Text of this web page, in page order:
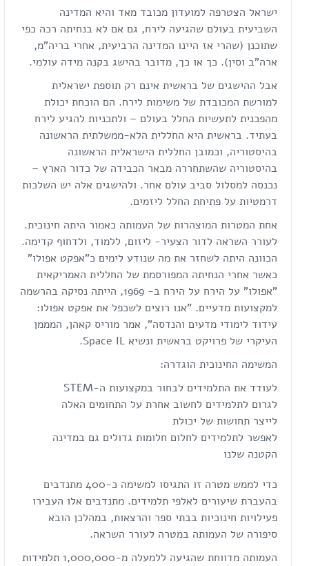
ישראל הצטרפה למועדון מכובד מאד והיא המדינה
השביעית בעולם שהגיעה לירח, גם אם לא בנחיתה רכה כפי
שתוכנן (שהרי אז היינו המדינה הרביעית, אחרי בריה"מ,
ארה"ב וסין). כך או כך, מדובר בהישג בקנה מידה עולמי.
אבל ההישגים של בראשית אינם רק תוספת ישראלית
למורשת המכובדת של משימות לירח. הם הוכחת יכולת
מהפכנית לתעשיות החלל בעולם – ולתכניות להגיע לירח
בעתיד. בראשית היא החללית הלא-ממשלתית הראשונה
בהיסטוריה, וכמובן החללית הישראלית הראשונה
בהיסטוריה שהשתחררה מבאר הכבידה של כדור הארץ –
נכנסה למסלול סביב עולם אחר. ולהישגים אלה יש השלכות
דרמטיות על פתיחת החלל ליזמים.
אחת המטרות המוצהרות של העמותה כאמור היתה חינוכית.
לעורר השראה לדור הצעיר- ליזום, ללמוד, ולדחוף קדימה.
הכוונה היתה לשחזר את מה שנודע לימים כ"אפקט אפולו"
כאשר אחרי הנחיתה המפורסמת של החללית האמריקאית
"אפולו" על הירח על הירח ב- 1969, הייתה נסיקה בהרשמה
למקצועות מדעיים. "אנו רוצים לשכפל את אפקט אפולו:
עידוד לימודי מדעים והנדסה", אמר מוריס קאהן, המממן
העיקרי של פרויקט בראשית ונשיא Space IL.
המשימה החינוכית הוגדרה:
לעודד את התלמידים לבחור במקצועות ה-STEM
לגרום לתלמידים לחשוב אחרת על התחומים האלה
לייצר תחושות של יכולת
לאפשר לתלמידים לחלום חלומות גדולים גם במדינה
הקטנה שלנו
כדי לממש מטרה זו התגיסו למשימה כ-400 מתנדבים
בהעברת שיעורים לאלפי תלמידים. מתנדבים אלו העבירו
פעילויות חינוכיות בבתי ספר והרצאות, במהלכן הובא
סיפורה של העמותה במטרה לעורר השראה.
העמותה מדווחת שהגיעה ללמעלה מ-1,000,000 תלמידות